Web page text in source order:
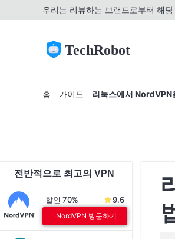
우리는 리뷰하는 브랜드로부터 해
TechRobot
홈 가이드 리눅스에서 NordVPN
전반적으로 최고의 VPN
할인 70% 9.6
NordVPN 방문하기